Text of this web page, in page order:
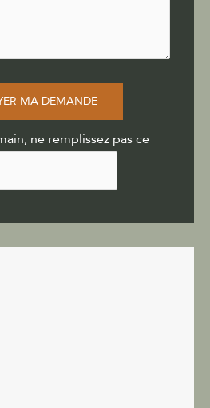
MA DEMANDE
ne remplissez pas ce